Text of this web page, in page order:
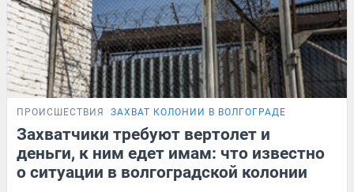
ПРОИСШЕСТВИЯ ЗАХВАТ КОЛОНИИ В ВОЛГОГРАДЕ
Захватчики требуют вертолет и
деньги, к ним едет имам: что известно
о ситуации в волгоградской колонии